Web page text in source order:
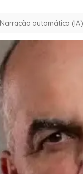
Narração automática (IA)